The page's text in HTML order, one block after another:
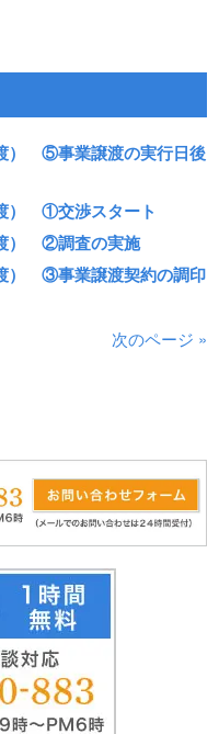
） ⑤事業譲渡の実行日後
） ①交渉スタート
） ②調査の実施
） ③事業譲渡契約の調印
次のページ »